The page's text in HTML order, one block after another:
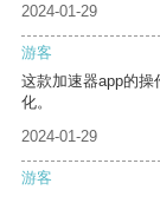
2024-01-29
游客
这款加速器app的
化。
2024-01-29
游客